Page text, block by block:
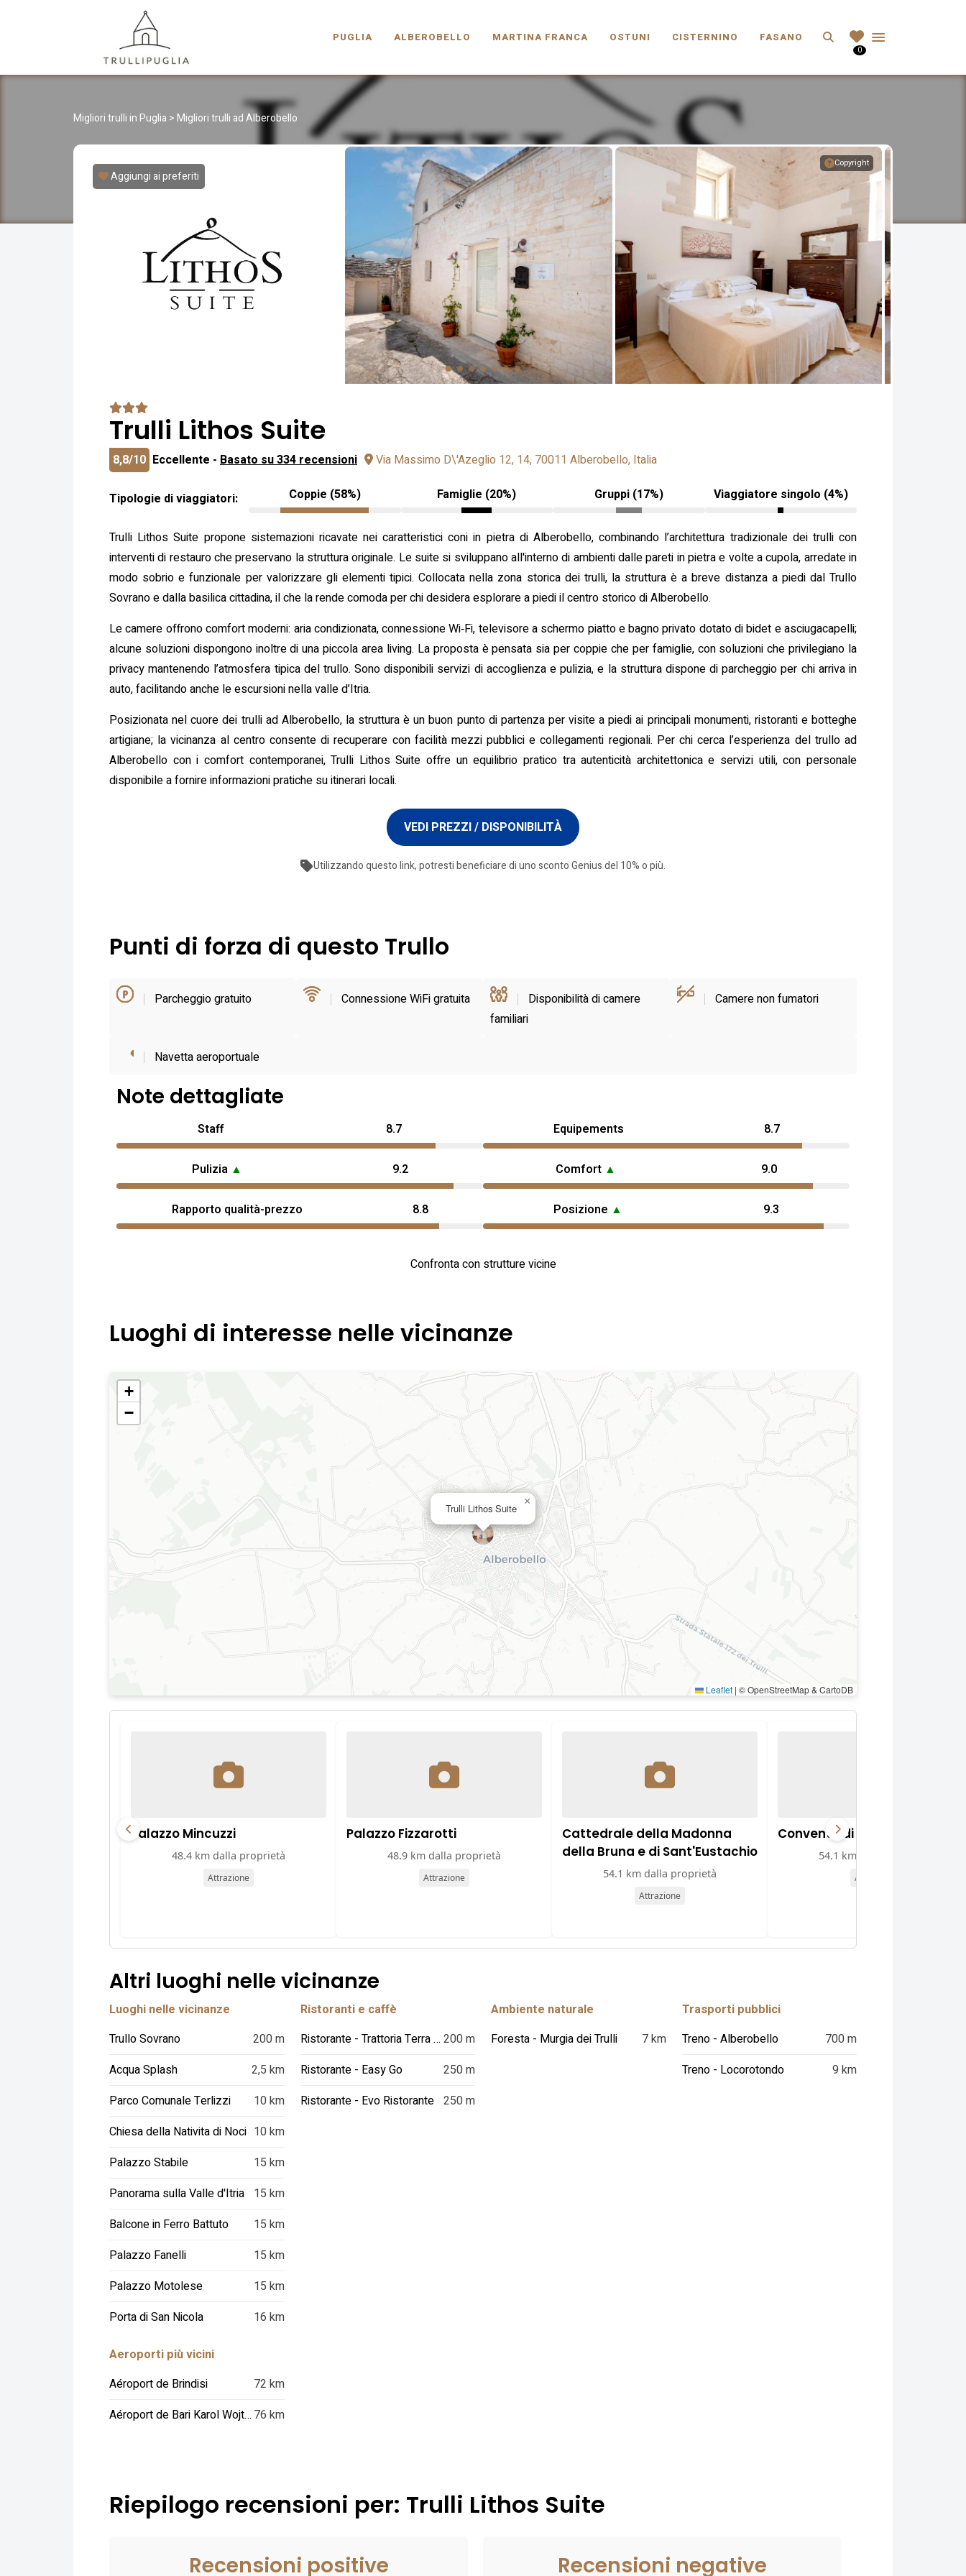
PUGLIA ALBEROBELLO MARTINA FRANCA OSTUNI CISTERNINO FASANO Search
0
Migliori trulli in Puglia >Migliori trulli ad Alberobello
Copyright
Aggiungi ai preferiti
Trulli Lithos Suite
8,8/10 Eccellente - Basato su 334 recensioni Via Massimo D\'Azeglio 12, 14, 70011 Alberobello, Italia
Tipologie di viaggiatori: Coppie (58%) Famiglie (20%) Gruppi (17%) Viaggiatore singolo (4%)
Trulli Lithos Suite propone sistemazioni ricavate nei caratteristici coni in pietra di Alberobello, combinando l’architettura tradizionale dei trulli con
interventi di restauro che preservano la struttura originale. Le suite si sviluppano all'interno di ambienti dalle pareti in pietra e volte a cupola, arredate in
modo sobrio e funzionale per valorizzare gli elementi tipici. Collocata nella zona storica dei trulli, la struttura è a breve distanza a piedi dal Trullo
Sovrano e dalla basilica cittadina, il che la rende comoda per chi desidera esplorare a piedi il centro storico di Alberobello.
Le camere offrono comfort moderni: aria condizionata, connessione Wi‑Fi, televisore a schermo piatto e bagno privato dotato di bidet e asciugacapelli;
alcune soluzioni dispongono inoltre di una piccola area living. La proposta è pensata sia per coppie che per famiglie, con soluzioni che privilegiano la
privacy mantenendo l’atmosfera tipica del trullo. Sono disponibili servizi di accoglienza e pulizia, e la struttura dispone di parcheggio per chi arriva in
auto, facilitando anche le escursioni nella valle d’Itria.
Posizionata nel cuore dei trulli ad Alberobello, la struttura è un buon punto di partenza per visite a piedi ai principali monumenti, ristoranti e botteghe
artigiane; la vicinanza al centro consente di recuperare con facilità mezzi pubblici e collegamenti regionali. Per chi cerca l’esperienza del trullo ad
Alberobello con i comfort contemporanei, Trulli Lithos Suite offre un equilibrio pratico tra autenticità architettonica e servizi utili, con personale
disponibile a fornire informazioni pratiche su itinerari locali.
VEDI PREZZI / DISPONIBILITÀ
Utilizzando questo link, potresti beneficiare di uno sconto Genius del 10% o più.
Punti di forza di questo Trullo
Parcheggio gratuito Connessione WiFi gratuita
Disponibilità di camere
familiari
Camere non fumatori
Navetta aeroportuale
Note dettagliate
Staff 8.7 Equipements 8.7
Pulizia ▲ 9.2 Comfort ▲ 9.0
Rapporto qualità-prezzo 8.8 Posizione ▲ 9.3
Confronta con strutture vicine
Luoghi di interesse nelle vicinanze
Trulli Lithos Suite
×
+
−
Leaflet | © OpenStreetMap & CartoDB
Palazzo Mincuzzi
48.4 km dalla proprietà
Attrazione
Palazzo Fizzarotti
48.9 km dalla proprietà
Attrazione
Cattedrale della Madonna
della Bruna e di Sant'Eustachio
54.1 km dalla proprietà
Attrazione
Convento di Sant'Agostino
54.1 km dalla proprietà
Attrazione
Altri luoghi nelle vicinanze
Luoghi nelle vicinanze
Trullo Sovrano
200 m
Acqua Splash
2,5 km
Parco Comunale Terlizzi
10 km
Chiesa della Nativita di Noci 10 km
Palazzo Stabile
15 km
Panorama sulla Valle d'Itria 15 km
Balcone in Ferro Battuto
15 km
Palazzo Fanelli
15 km
Palazzo Motolese
15 km
Porta di San Nicola
16 km
Ristoranti e caffè
Ristorante - Trattoria Terra Madre 200 m
Ristorante - Easy Go
250 m
Ristorante - Evo Ristorante 250 m
Ambiente naturale
Foresta - Murgia dei Trulli
7 km
Trasporti pubblici
Treno - Alberobello
700 m
Treno - Locorotondo
9 km
Aeroporti più vicini
Aéroport de Brindisi
72 km
Aéroport de Bari Karol Wojtyla 76 km
Riepilogo recensioni per: Trulli Lithos Suite
Recensioni positive Recensioni negative